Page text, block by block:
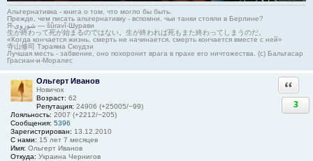
Альтернативка - книга о том, что могло бы быть.
Прежде, чем писать альтернативку - вспомни, чьи танки стояли в Берлине?
Я-شوروی — šûravî-Шурави
生が終わって死が始まるのではない。生が終われば死もまた終わってしまうのだ。
«Когда кончается жизнь, смерть не начинается, смерть кончается вместе с ней»
寺山修司 Тэраяма Сюудзи
Лучшая месть - забвение, оно похоронит врага в прахе его ничтожества. (с) Бальтасар
Грасиан-и-Моралес
Ольгерт Иванов
Новичок
Возраст: 62
Репутация: 24906 (+25005/−99)
Лояльность: 2007 (+2212/−205)
Сообщения: 5396
Зарегистрирован: 13.12.2010
С нами: 15 лет 7 месяцев
Имя: Ольгерт Иванов
Откуда: Украина Чернигов
3